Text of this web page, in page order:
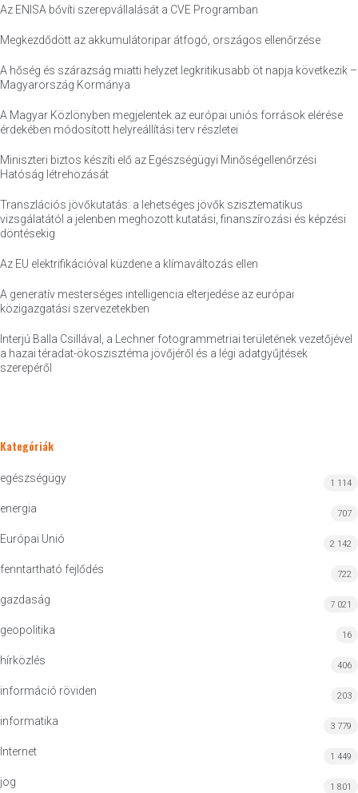
Az ENISA bővíti szerepvállalását a CVE Programban
Megkezdődött az akkumulátoripar átfogó, országos ellenőrzése
A hőség és szárazság miatti helyzet legkritikusabb öt napja következik –
Magyarország Kormánya
A Magyar Közlönyben megjelentek az európai uniós források elérése
érdekében módosított helyreállítási terv részletei
Miniszteri biztos készíti elő az Egészségügyi Minőségellenőrzési
Hatóság létrehozását
Transzlációs jövőkutatás: a lehetséges jövők szisztematikus
vizsgálatától a jelenben meghozott kutatási, finanszírozási és képzési
döntésekig
Az EU elektrifikációval küzdene a klímaváltozás ellen
A generatív mesterséges intelligencia elterjedése az európai
közigazgatási szervezetekben
Interjú Balla Csillával, a Lechner fotogrammetriai területének vezetőjével
a hazai téradat-ökoszisztéma jövőjéről és a légi adatgyűjtések
szerepéről
Kategóriák
egészségügy 1 114
energia 707
Európai Unió 2 142
fenntartható fejlődés 722
gazdaság 7 021
geopolitika 16
hírközlés 406
információ röviden 203
informatika 3 779
Internet 1 449
jog 1 801